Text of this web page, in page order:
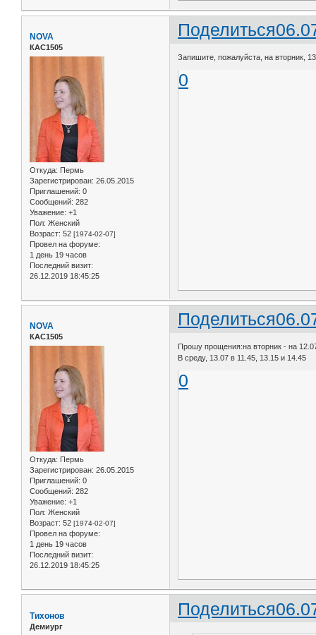
Поделиться
NOVA
КАС1505
Откуда: Пермь
Зарегистрирован: 26.05.2015
Приглашений: 0
Сообщений: 282
Уважение: +1
Пол: Женский
Возраст: 52 [1974-02-07]
Провел на форуме:
1 день 19 часов
Последний визит:
26.12.2019 18:45:25
Запишите, пожалуйста, на вторник,
0
Поделиться
NOVA
КАС1505
Откуда: Пермь
Зарегистрирован: 26.05.2015
Приглашений: 0
Сообщений: 282
Уважение: +1
Пол: Женский
Возраст: 52 [1974-02-07]
Провел на форуме:
1 день 19 часов
Последний визит:
26.12.2019 18:45:25
Прошу прощения:на вторник - на
В среду, 13.07 в 11.45, 13.15 и 14.45
0
Поделиться
Тихонов
Демиург